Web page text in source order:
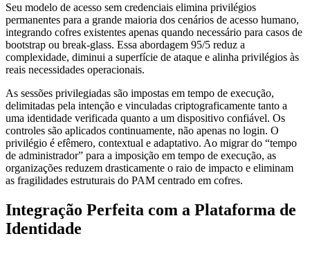
Seu modelo de acesso sem credenciais elimina privilégios
permanentes para a grande maioria dos cenários de acesso humano,
integrando cofres existentes apenas quando necessário para casos de
bootstrap ou break-glass. Essa abordagem 95/5 reduz a
complexidade, diminui a superfície de ataque e alinha privilégios às
reais necessidades operacionais.
As sessões privilegiadas são impostas em tempo de execução,
delimitadas pela intenção e vinculadas criptograficamente tanto a
uma identidade verificada quanto a um dispositivo confiável. Os
controles são aplicados continuamente, não apenas no login. O
privilégio é efêmero, contextual e adaptativo. Ao migrar do “tempo
de administrador” para a imposição em tempo de execução, as
organizações reduzem drasticamente o raio de impacto e eliminam
as fragilidades estruturais do PAM centrado em cofres.
Integração Perfeita com a Plataforma de
Identidade